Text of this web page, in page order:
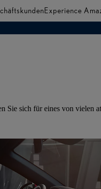
Experience
Sie sich für eines von vielen